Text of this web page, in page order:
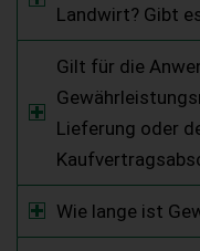
Landwirt? Gibt
Gilt für die
Lieferung oder
Wie lange ist